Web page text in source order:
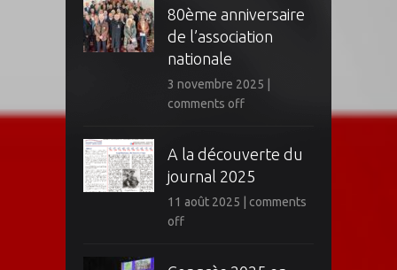
80ème anniversaire
de l’association
nationale
3 novembre 2025
comments off
A la découverte du
journal 2025
11 août 2025
comments
off